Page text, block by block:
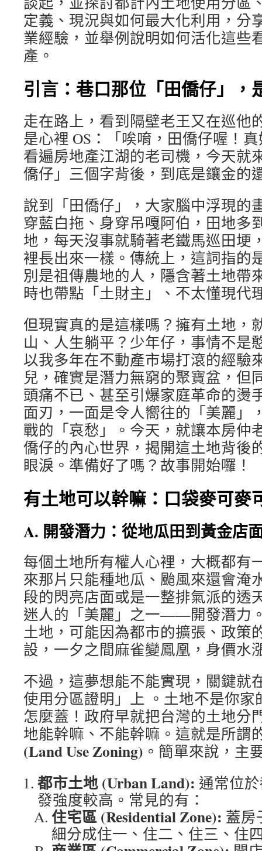
定義、現況與如何最大化利用，分
業經驗，並舉例說明如何活化這些
產。
引言：巷口那位「田僑仔」，
走在路上，看到隔壁老王又在巡他
是心裡 OS：「唉唷，田僑仔喔！
看遍房地產江湖的老司機，今天就
僑仔」三個字背後，到底是鑲金的
說到「田僑仔」，大家腦中浮現的
穿藍白拖、身穿吊嘎阿伯，田地多
地，每天沒事就騎著老鐵馬巡田埂
裡長出來一樣。傳統上，這詞指的
別是祖傳農地的人，隱含著土地帶
時也帶點「土財主」、不太懂現代
但現實真的是這樣嗎？擁有土地，
山、人生躺平？少年仔，事情不是
以我多年在不動產市場打滾的經驗
兒，確實是潛力無窮的聚寶盆，但
頭痛不已、甚至引爆家庭革命的燙
面刃，一面是令人嚮往的「美麗」
戰的「哀愁」。今天，就讓本房仲
僑仔的內心世界，揭開這土地背後
眼淚。準備好了嗎？故事開始囉！
有土地可以幹嘛：口袋麥可麥
A. 開發潛力：從地瓜田到黃金店
每個土地所有權人心裡，大概都有
來那片只能種地瓜、颱風來還會淹
段的閃亮店面或是一整排氣派的透
迷人的「美麗」之一——開發潛力
土地，可能因為都市的擴張、政策
設，一夕之間麻雀變鳳凰，身價水
不過，這夢想能不能實現，關鍵就
使用分區證明」上 。土地不是你
怎麼蓋！政府早就把台灣的土地分
地能幹嘛、不能幹嘛。這就是所謂
(Land Use Zoning) 。簡單來說，主
都市土地 (Urban Land): 通常位
發強度較高。常見的有：
住宅區 (Residential Zone): 蓋房
細分成住一、住二、住三、住